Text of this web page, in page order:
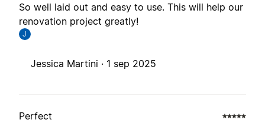
So well laid out and easy to use. This will help our
renovation project greatly!
J
Jessica Martini · 1 sep 2025
Perfect